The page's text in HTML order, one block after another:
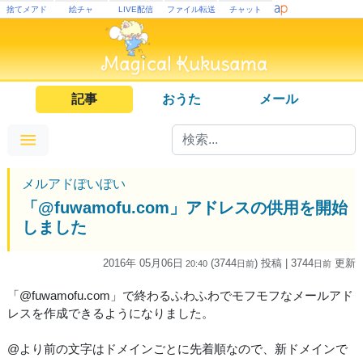
捨てメアド 絵チャ LIVE配信 ファイル転送 チャット
記事 おうた メール
メルアドぽいぽい
「@fuwamofu.com」アドレスの供用を開始
しました
2016年 05月06日 20:40 (3744日前) 投稿 | 3744日前 更新
「@fuwamofu.com」で終わるふわふわでモフモフなメールアド
レスを作成できるようになりました。
@より前の文字はドメインごとに先着順なので、新ドメインで